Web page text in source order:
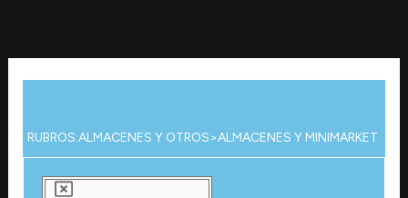
contenido
RUBROS:ALMACENES Y OTROS>ALMACENES Y MINIMARKET